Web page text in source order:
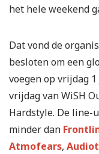
het hele weekend
Dat vond de
besloten om een
voegen op vrijdag
vrijdag van WiSH
Hardstyle. De line-
minder dan
Atmofears,